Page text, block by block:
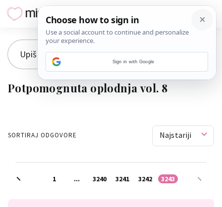
Potpomognuta oplodnja vol. 8
SORTIRAJ ODGOVORE Najstariji
1 ... 3240 3241 3242 3243
Sign in with Google